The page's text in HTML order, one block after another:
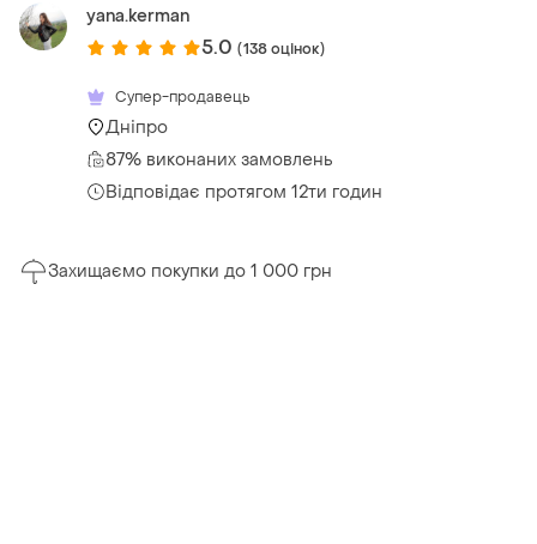
yana.kerman
5.0 (138 оцінок)
Супер-продавець
Дніпро
87% виконаних замовлень
Відповідає протягом 12ти годин
Захищаємо покупки до 1 000 грн